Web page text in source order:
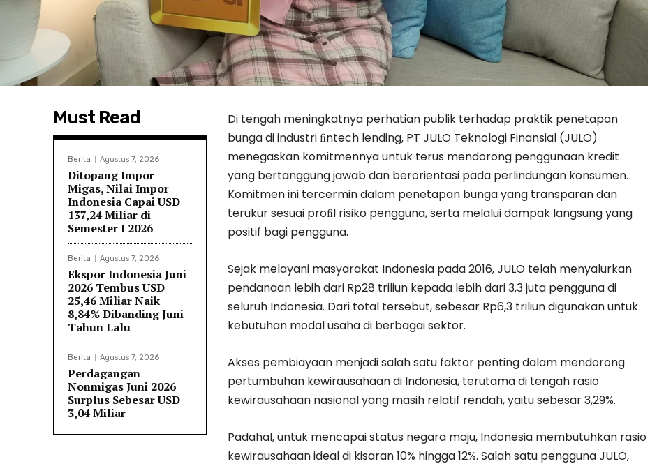
Must Read
Berita Agustus 7, 2026
Ditopang Impor
Migas, Nilai Impor
Indonesia Capai USD
137,24 Miliar di
Semester I 2026
Berita Agustus 7, 2026
Ekspor Indonesia Juni
2026 Tembus USD
25,46 Miliar Naik
8,84% Dibanding Juni
Tahun Lalu
Berita Agustus 7, 2026
Perdagangan
Nonmigas Juni 2026
Surplus Sebesar USD
3,04 Miliar
Di tengah meningkatnya perhatian publik terhadap praktik penetapan
bunga di industri ﬁntech lending, PT JULO Teknologi Finansial (JULO)
menegaskan komitmennya untuk terus mendorong penggunaan kredit
yang bertanggung jawab dan berorientasi pada perlindungan konsumen.
Komitmen ini tercermin dalam penetapan bunga yang transparan dan
terukur sesuai proﬁl risiko pengguna, serta melalui dampak langsung yang
positif bagi pengguna.
Sejak melayani masyarakat Indonesia pada 2016, JULO telah menyalurkan
pendanaan lebih dari Rp28 triliun kepada lebih dari 3,3 juta pengguna di
seluruh Indonesia. Dari total tersebut, sebesar Rp6,3 triliun digunakan untuk
kebutuhan modal usaha di berbagai sektor.
Akses pembiayaan menjadi salah satu faktor penting dalam mendorong
pertumbuhan kewirausahaan di Indonesia, terutama di tengah rasio
kewirausahaan nasional yang masih relatif rendah, yaitu sebesar 3,29%.
Padahal, untuk mencapai status negara maju, Indonesia membutuhkan rasio
kewirausahaan ideal di kisaran 10% hingga 12%. Salah satu pengguna JULO,